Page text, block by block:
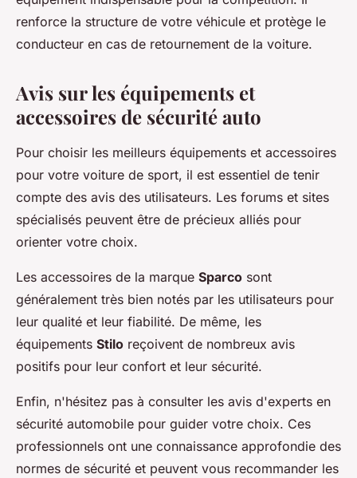
renforce la structure de votre véhicule et protège le
conducteur en cas de retournement de la voiture.
Avis sur les équipements et
accessoires de sécurité auto
Pour choisir les meilleurs équipements et accessoires
pour votre voiture de sport, il est essentiel de tenir
compte des avis des utilisateurs. Les forums et sites
spécialisés peuvent être de précieux alliés pour
orienter votre choix.
Les accessoires de la marque Sparco sont
généralement très bien notés par les utilisateurs pour
leur qualité et leur fiabilité. De même, les
équipements Stilo reçoivent de nombreux avis
positifs pour leur confort et leur sécurité.
Enfin, n'hésitez pas à consulter les avis d'experts en
sécurité automobile pour guider votre choix. Ces
professionnels ont une connaissance approfondie des
normes de sécurité et peuvent vous recommander les